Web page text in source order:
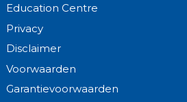
Education Centre
Privacy
Disclaimer
Voorwaarden
Garantievoorwaarden